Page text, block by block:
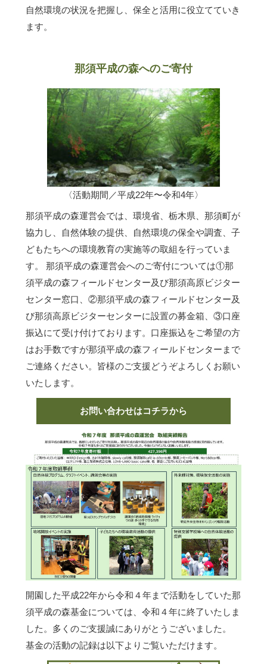
自然環境の状況を把握し、保全と活用に役立てていき
ます。
那須平成の森へのご寄付
〈活動期間／平成22年〜令和4年〉
那須平成の森運営会では、環境省、栃木県、那須町が
協力し、自然体験の提供、自然環境の保全や調査、子
どもたちへの環境教育の実施等の取組を行っていま
す。 那須平成の森運営会へのご寄付については①那
須平成の森フィールドセンター及び那須高原ビジター
センター窓口、②那須平成の森フィールドセンター及
び那須高原ビジターセンターに設置の募金箱、③口座
振込にて受け付けております。口座振込をご希望の方
はお手数ですが那須平成の森フィールドセンターまで
ご連絡ください。皆様のご支援どうぞよろしくお願い
いたします。
お問い合わせはコチラから
開園した平成22年から令和４年まで活動をしていた那
須平成の森基金については、令和４年に終了いたしま
した。多くのご支援誠にありがとうございました。
基金の活動の記録は以下よりご覧いただけます。